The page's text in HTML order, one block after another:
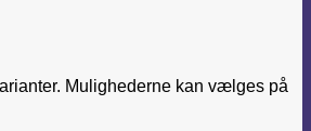
Mulighederne kan vælges på